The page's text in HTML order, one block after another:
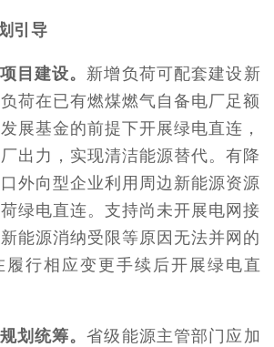
引导
目建设。 新增负荷可配套建设新
荷在已有燃煤燃气自备电厂足额
展基金的前提下开展绿电直连，
出力，实现清洁能源替代。有降
外向型企业利用周边新能源资源
绿电直连。支持尚未开展电网接
能源消纳受限等原因无法并网的
履行相应变更手续后开展绿电直
划统筹。省级能源主管部门应加